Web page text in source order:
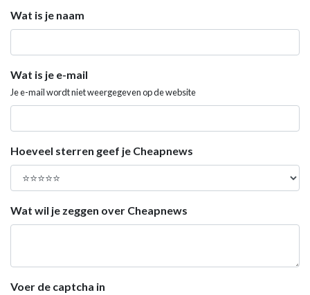
Wat is je naam
Wat is je e-mail
Je e-mail wordt niet weergegeven op de website
Hoeveel sterren geef je Cheapnews
Wat wil je zeggen over Cheapnews
Voer de captcha in